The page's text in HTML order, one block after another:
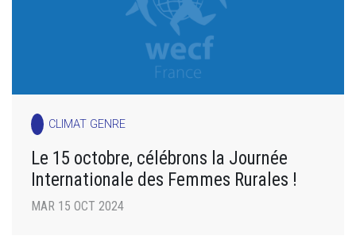
CLIMAT GENRE
Le 15 octobre, célébrons la Journée
Internationale des Femmes Rurales !
MAR 15 OCT 2024